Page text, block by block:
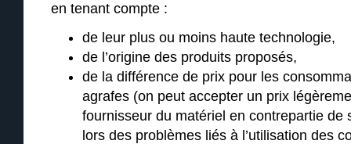
en tenant compte :
de leur plus ou moins haute technologie,
de l’origine des produits proposés,
de la différence de prix pour les
agrafes (on peut accepter un prix
fournisseur du matériel en contrepartie de
lors des problèmes liés à l’utilisation des